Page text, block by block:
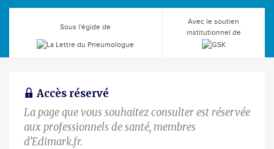
Sous l'égide de
Avec le soutien
institutionnel de
Accès réservé
La page que vous souhaitez consulter est réservée
aux professionnels de santé, membres
d’Edimark.fr.